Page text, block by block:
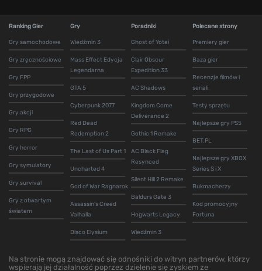
Ranking Gier
Gry samochodowe
Gry zręcznościowe
Gry FPP
Gry przygodowe
Gry akcji
Gry RPG
Gry horror
Gry symulatory
Gry survival
Gry z otwartym
światem
Gry
Wiedźmin 3
Mass Effect Edycja
Legendarna
GTA 5
Cyberpunk 2077
Red Dead
Redemption 2
The Last of Us Part 1
Uncharted 4
God of War Ragnarok
Assassin's Creed
Valhalla
Disco Elysium
Poradniki
Ghost of Yotei
Clair Obscur
Expedition 33
AC Shadows
Kingdom Come
Deliverance 2
Gothic 1 Remake
AC Black Flag
Resynced
Silent Hill 2 Remake
Baldurs Gate 3
Hogwarts Legacy
Wiedźmin 3
Polecane strony
Premiery gier
Baza gier
Recenzje filmów i
seriali
Testy sprzętu
Najlepsze gry PS5
BET.PL
Najlepsze gry XBOX
Series S i X
Bukmacherzy
Kod promocyjny
Fortuna
Na stronie mogą znajdować się odnośniki do witryn partnerów, którzy
wspierają jej działalność poprzez dzielenie się zyskiem ze